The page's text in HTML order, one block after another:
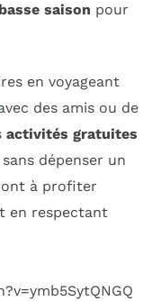
basse saison pour
en voyageant
des amis ou de
activités gratuites
dépenser un
à profiter
en respectant